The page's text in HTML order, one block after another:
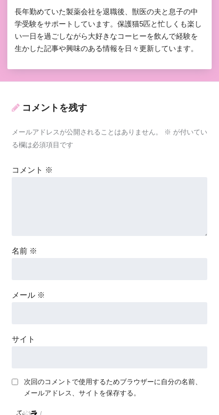
長年勤めていた製薬会社を退職後、獣医の夫と息子の中
学受験をサポートしています。保護猫5匹と忙しくも楽し
い一日を過ごしながら大好きなコーヒーを飲んで経験を
生かした記事や興味のある情報を日々更新しています。
コメントを残す
メールアドレスが公開されることはありません。 ※ が付いてい
る欄は必須項目です
コメント ※
名前 ※
メール ※
サイト
次回のコメントで使用するためブラウザーに自分の名前、
メールアドレス、サイトを保存する。